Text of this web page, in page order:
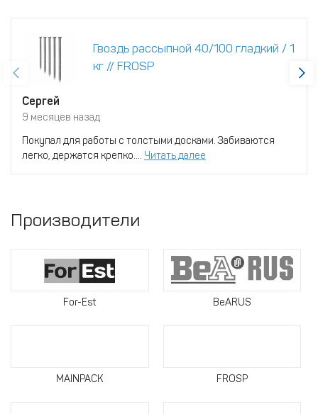
Гвоздь рассыпной 40/100 гладкий / 1
кг // FROSP
Сергей
9 месяцев назад
Покупал для работы с толстыми досками. Забиваются
легко, держатся крепко.... Читать далее
Производители
For-Est BeARUS
MAINPACK FROSP